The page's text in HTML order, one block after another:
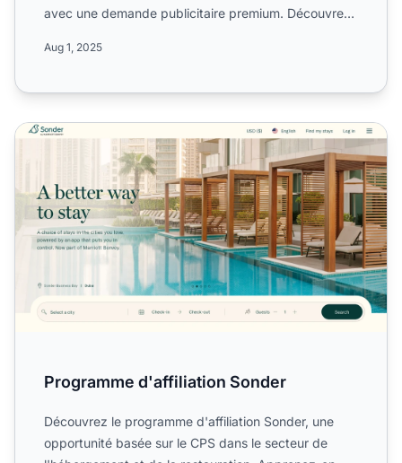
avec une demande publicitaire premium. Découvrez
Aug 1, 2025
Programme d'affiliation Sonder
Programme d'affiliation Sonder
Découvrez le programme d'affiliation Sonder, une
opportunité basée sur le CPS dans le secteur de